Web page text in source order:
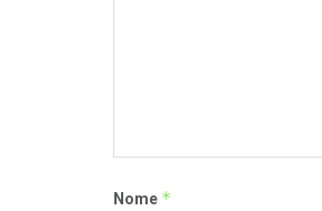
Nome *